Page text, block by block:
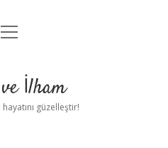
Uyarı
menüyü
İlham
güzelleştir!